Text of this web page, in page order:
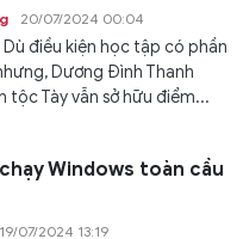
20/07/2024 00:04
điều kiện học tập có phần
Dương Đình Thanh
tộc Tày vẫn sở hữu điểm...
Windows toàn cầu
19/07/2024 13:19